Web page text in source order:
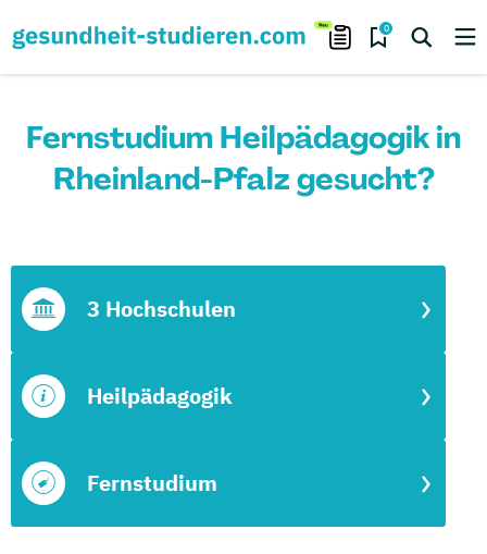
0
Fernstudium Heilpädagogik in
Rheinland-Pfalz gesucht?
Fernstudium
Heilpädagogik
3 Hochschulen